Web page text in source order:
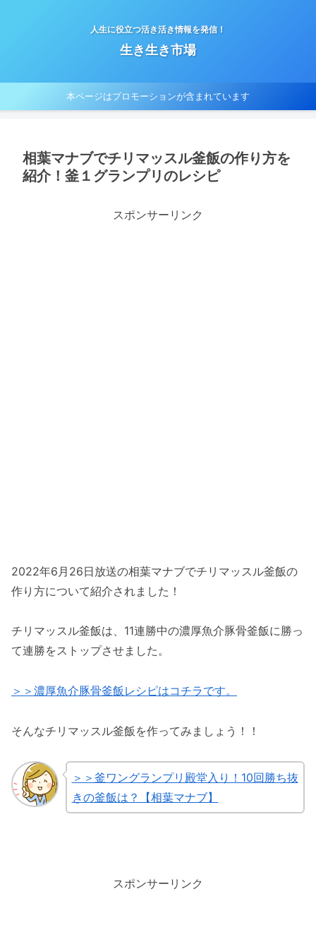
人生に役立つ活き活き情報を発信！
生き生き市場
本ページはプロモーションが含まれています
相葉マナブでチリマッスル釜飯の作り方を
紹介！釜１グランプリのレシピ
スポンサーリンク
2022年6月26日放送の相葉マナブでチリマッスル釜飯の
作り方について紹介されました！
チリマッスル釜飯は、11連勝中の濃厚魚介豚骨釜飯に勝っ
て連勝をストップさせました。
＞＞濃厚魚介豚骨釜飯レシピはコチラです。
そんなチリマッスル釜飯を作ってみましょう！！
＞＞釜ワングランプリ殿堂入り！10回勝ち抜
きの釜飯は？【相葉マナブ】
スポンサーリンク